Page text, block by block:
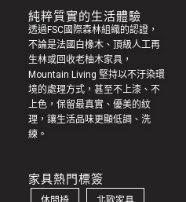
純粹質實的生活體驗
透過FSC國際森林組織的認證，
不論是法國白橡木、頂級人工再
生林或回收老柚木家具 ，
Mountain Living 堅持以不汙染環
境的處理方式，甚至不上漆、不
上色，保留最真實、優美的紋
理，讓生活品味更顯低調、洗
練。
家具熱門標簽